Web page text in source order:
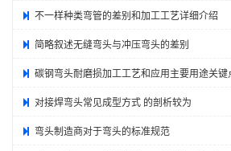
不一样种类弯管的差别和加工工艺详细介绍
简略叙述无缝弯头与冲压弯头的差别
碳钢弯头耐磨损加工工艺和应用主要用途关键
对接焊弯头常见成型方式 的剖析较为
弯头制造商对于弯头的标准规范